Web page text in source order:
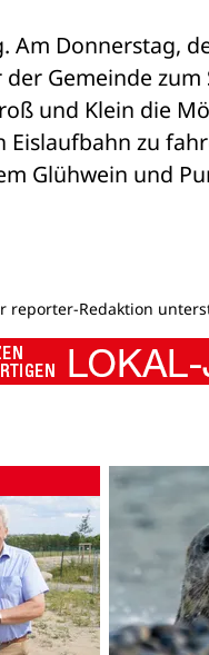
Am Donnerstag,
Gemeinde
und Klein die
zu
Glühwein und
reporter-Redaktion